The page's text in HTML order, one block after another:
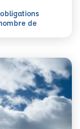
de
exactes